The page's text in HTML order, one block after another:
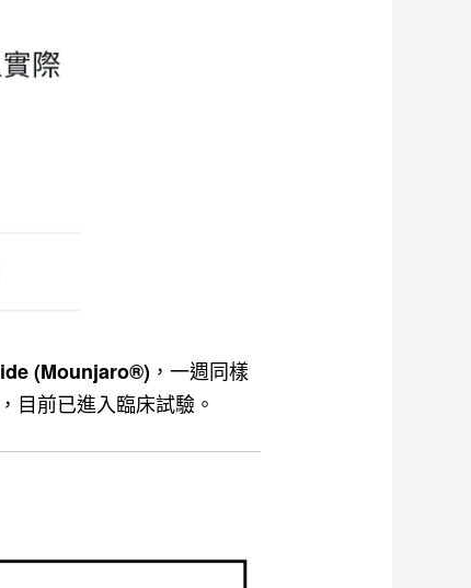
(Mounjaro®) ，一週同樣
目前已進入臨床試驗。